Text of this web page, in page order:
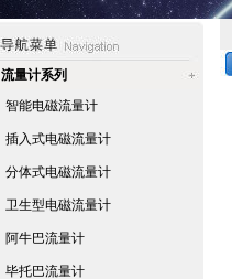
流量计系列
智能电磁流量计
插入式电磁流量计
分体式电磁流量计
卫生型电磁流量计
阿牛巴流量计
毕托巴流量计